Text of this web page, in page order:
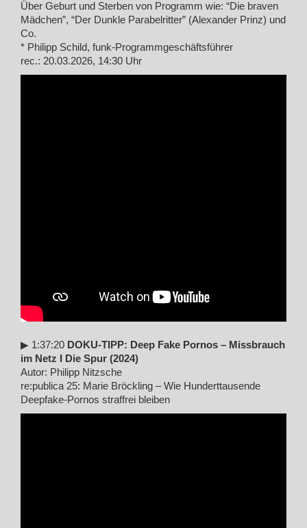
Über Geburt und Sterben von Programm wie: “Die braven
Mädchen”, “Der Dunkle Parabelritter” (Alexander Prinz) und
Co.
* Philipp Schild, funk-Programmgeschäftsführer
rec.: 20.03.2026, 14:30 Uhr
▶︎ 1:37:20 DOKU-TIPP: Deep Fake Pornos – Missbrauch
im Netz I Die Spur (2024)
Autor: Philipp Nitzsche
re:publica 25: Marie Bröckling – Wie Hunderttausende
Deepfake-Pornos straffrei bleiben